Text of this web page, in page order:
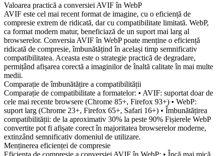
Valoarea practică a conversiei AVIF în WebP
AVIF este cel mai recent format de imagine, cu o eficiență de
compresie extrem de ridicată, dar cu compatibilitate limitată. WebP,
ca format modern matur, beneficiază de un suport mai larg al
browserelor. Conversia AVIF în WebP poate menține o eficiență
ridicată de compresie, îmbunătățind în același timp semnificativ
compatibilitatea. Aceasta este o strategie practică de degradare,
permițând afișarea corectă a imaginilor de înaltă calitate în mai multe
medii.
Comparație de îmbunătățire a compatibilității
Comparație de compatibilitate a formatelor: • AVIF: suportat doar de
cele mai recente browsere (Chrome 85+, Firefox 93+) • WebP:
suport larg (Chrome 23+, Firefox 65+, Safari 16+) • Îmbunătățirea
compatibilității: de la aproximativ 30% la peste 90% Fișierele WebP
convertite pot fi afișate corect în majoritatea browserelor moderne,
extinzând semnificativ domeniul de utilizare.
Menținerea eficienței de compresie
Eficiența de compresie a conversiei AVIF în WebP: • Încă mai mică